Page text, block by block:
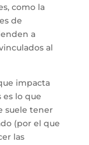
como la
de
a
al
impacta
es lo que
suele tener
(por el que
las